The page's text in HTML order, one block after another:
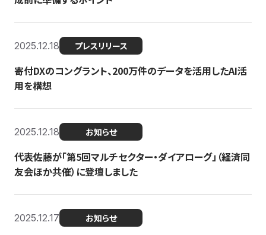
2025.12.18 プレスリリース
寄付DXのコングラント、200万件のデータを活用したAI活
用を構想
2025.12.18 お知らせ
代表佐藤が「第5回マルチセクター・ダイアローグ」（経済同
友会ほか共催）に登壇しました
2025.12.17 お知らせ